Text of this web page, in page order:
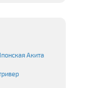
Акита